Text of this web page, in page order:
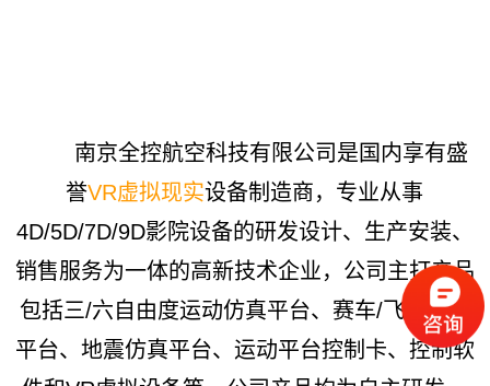
南京全控航空科技有限公司是国内享有盛
誉VR虚拟现实设备制造商，专业从事
4D/5D/7D/9D影院设备的研发设计、生产安装、
销售服务为一体的高新技术企业，公司主打产品
包括三/六自由度运动仿真平台、赛车/飞行游戏
平台、地震仿真平台、运动平台控制卡、控制软